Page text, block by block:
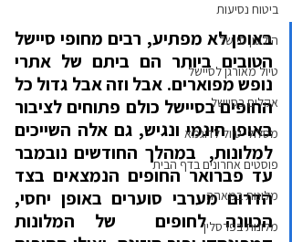
ביטוח נסיעות
הילטון סיישל
טיול מאורגן לסיישל
אקלים בסיישל
מסלולי טיול לדוגמא
פוסטים אחרונים בדף הבית
מלונות במאהה
מלונות בפרסלין